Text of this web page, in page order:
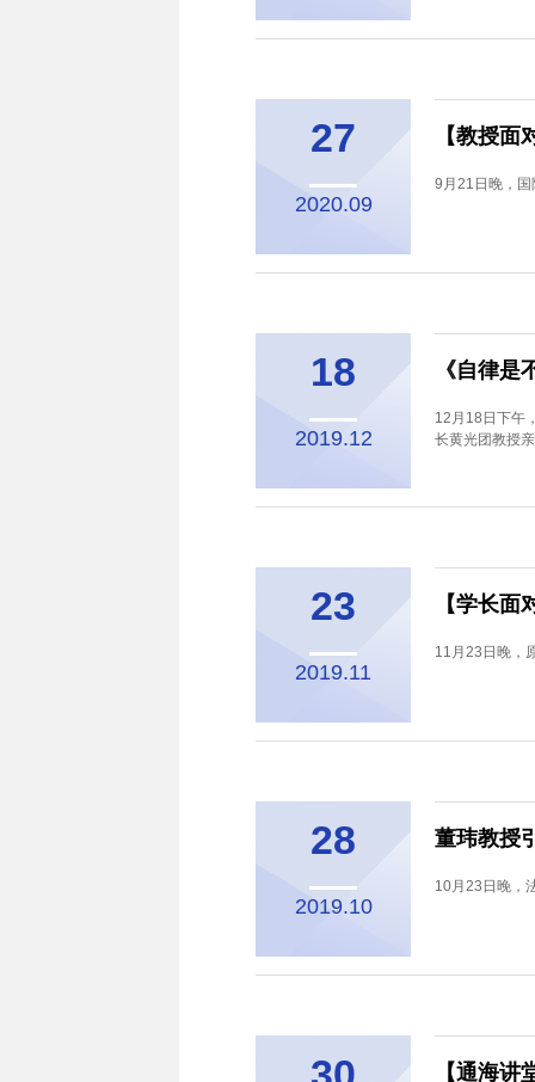
27
2020.09
【教授
9月21日晚，国
18
2019.12
《自律
12月18日下午
长黄光团教授
23
2019.11
【学长
11月23日晚，
28
2019.10
董玮教授
10月23日晚，
【通海